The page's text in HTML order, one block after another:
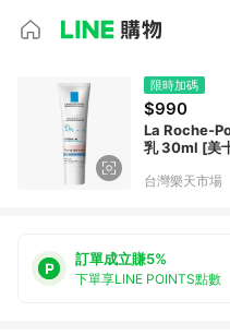
限時加碼
$990
La Roche-
乳 30ml [美
台灣樂天市場
訂單成立賺5%
下單享LINE POINTS點數